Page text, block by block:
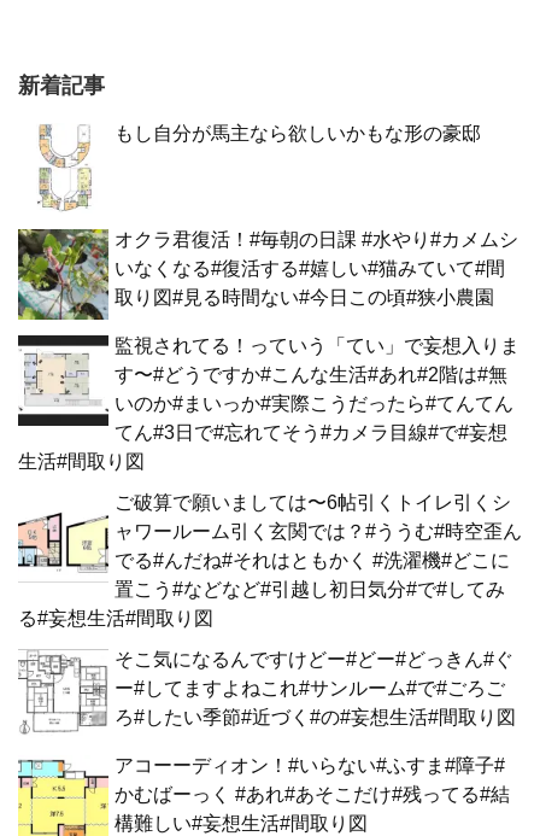
新着記事
もし自分が馬主なら欲しいかもな形の豪邸
オクラ君復活！#毎朝の日課 #水やり#カメムシ
いなくなる#復活する#嬉しい#猫みていて#間
取り図#見る時間ない#今日この頃#狭小農園
監視されてる！っていう「てい」で妄想入りま
す〜#どうですか#こんな生活#あれ#2階は#無
いのか#まいっか#実際こうだったら#てんてん
てん#3日で#忘れてそう#カメラ目線#で#妄想
生活#間取り図
ご破算で願いましては〜6帖引くトイレ引くシ
ャワールーム引く玄関では？#ううむ#時空歪ん
でる#んだね#それはともかく #洗濯機#どこに
置こう#などなど#引越し初日気分#で#してみ
る#妄想生活#間取り図
そこ気になるんですけどー#どー#どっきん#ぐ
ー#してますよねこれ#サンルーム#で#ごろご
ろ#したい季節#近づく#の#妄想生活#間取り図
アコーーディオン！#いらない#ふすま#障子#
かむばーっく #あれ#あそこだけ#残ってる#結
構難しい#妄想生活#間取り図